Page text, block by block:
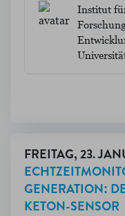
Institut
FREITAG, 23.
GENERATION:
KETON-SENSOR